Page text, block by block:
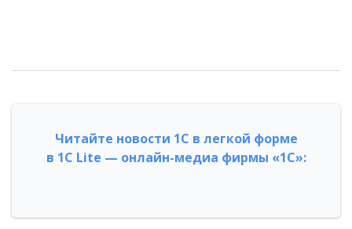
Читайте новости 1С в легкой форме
в 1С Lite — онлайн-медиа фирмы «1С»: